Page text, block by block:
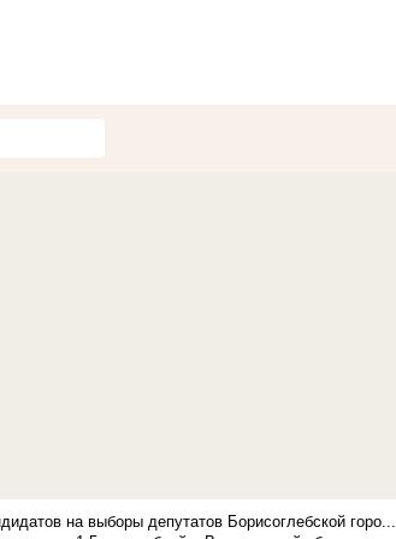
на выборы депутатов Борисоглебской горо...